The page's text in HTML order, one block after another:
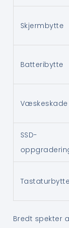
Skjermbytte
Batteribytte
Væskeskade
SSD-
Tastaturbytte
Bredt spekter